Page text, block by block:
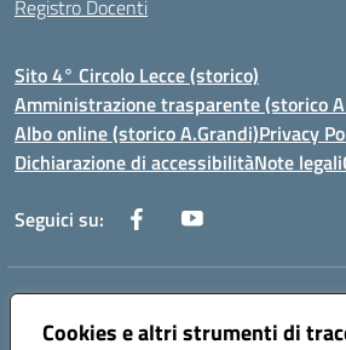
Cookies e altri strumenti di
Registro Docenti
Sito 4° Circolo Lecce (storico)
Amministrazione trasparente (storico
Albo online (storico A.Grandi)Privacy
Dichiarazione di accessibilitàNote legali
Seguici su:
Indirizzo:
Centralino:0832/346889 Email: